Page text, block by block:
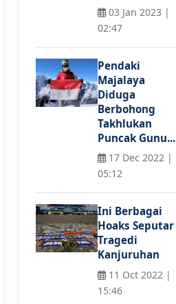
03 Jan 2023 |
02:47
Pendaki
Majalaya
Diduga
Berbohong
Takhlukan
Puncak Gunu...
17 Dec 2022 |
05:12
Ini Berbagai
Hoaks Seputar
Tragedi
Kanjuruhan
11 Oct 2022 |
15:46